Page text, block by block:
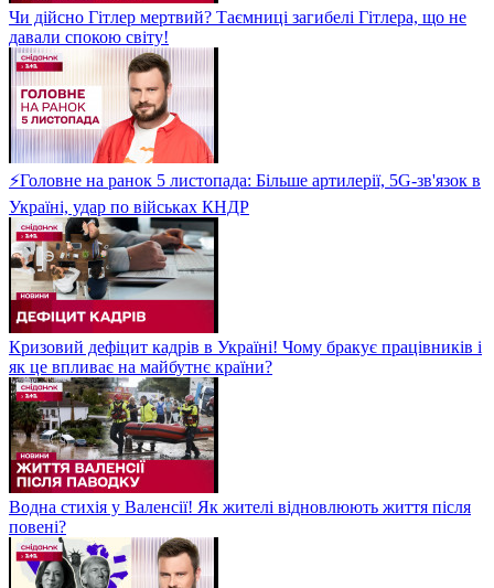
Чи дійсно Гітлер мертвий? Таємниці загибелі Гітлера, що не
давали спокою світу!
⚡Головне на ранок 5 листопада: Більше артилерії, 5G-зв'язок в
Україні, удар по військах КНДР
Кризовий дефіцит кадрів в Україні! Чому бракує працівників і
як це впливає на майбутнє країни?
Водна стихія у Валенсії! Як жителі відновлюють життя після
повені?